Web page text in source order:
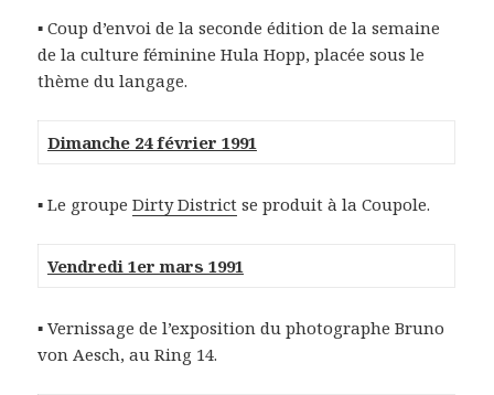
▪ Coup d’envoi de la seconde édition de la semaine
de la culture féminine Hula Hopp, placée sous le
thème du langage.
Dimanche 24 février 1991
▪ Le groupeDirty District se produit à la Coupole.
Vendredi 1er mars 1991
▪ Vernissage de l’exposition du photographe Bruno
von Aesch, au Ring 14.